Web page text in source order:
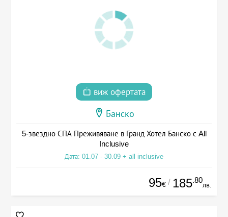
виж офертата
Банско
5-звездно СПА Преживяване в Гранд Хотел Банско с All
Inclusive
Дата: 01.07 - 30.09 + all inclusive
95€ / 185.80
лв.